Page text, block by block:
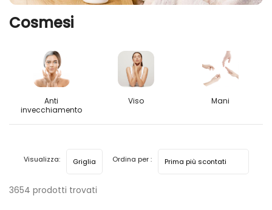
Cosmesi
Anti
invecchiamento
Viso Mani
3654 prodotti trovati
Visualizza: Ordina per :